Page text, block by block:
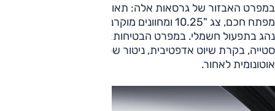
במפרט האבזור של גרסאות אלה: תאורת לד, מצלמות היקפיות,
מפתח חכם, צג "10.25 ומחוונים מוקרנים, בקרת אקלים, מושב
נהג בתפעול חשמלי. במפרט הבטיחות: בלימה אוטונומית, תיקון
סטייה, בקרת שיוט אדפטיבית, ניטור שטחים מתים ובלימה
אוטונומית לאחור.